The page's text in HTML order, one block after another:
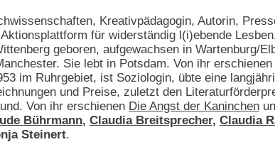
Kreativpädagogin, Autorin,
für widerständig l(i)ebende
geboren, aufgewachsen in Wartenburg/
Sie lebt in Potsdam. Von ihr erschienen
im Ruhrgebiet, ist Soziologin, übte eine
und Preise, zuletzt den
Von ihr erschienen Die Angst der Kaninchen
Bührmann, Claudia Breitsprecher, Claudia
Steinert.